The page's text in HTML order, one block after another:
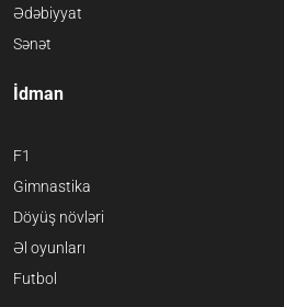
Ədəbiyyat
Sənət
İdman
F1
Gimnastika
Döyüş növləri
Əl oyunları
Futbol